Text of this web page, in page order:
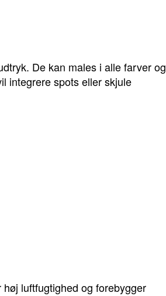
De kan males i alle farver og
integrere spots eller skjule
høj luftfugtighed og forebygger